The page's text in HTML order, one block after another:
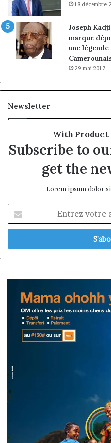
18 décembre
Joseph
marque
une
29 mai 2017
Newsletter
With Product
Subscribe to
get the
Lorem ipsum dolor
votre
adresse